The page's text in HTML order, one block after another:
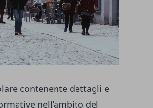
contenente dettagli e
nell’ambito del